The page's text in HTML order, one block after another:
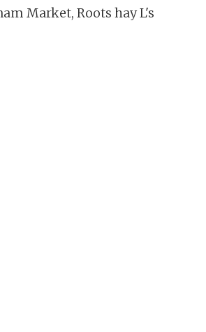
Market, Roots hay L's